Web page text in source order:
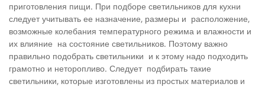
приготовления пищи. При подборе светильников для кухни
следует учитывать ее назначение, размеры и расположение,
возможные колебания температурного режима и влажности и
их влияние на состояние светильников. Поэтому важно
правильно подобрать светильники и к этому надо подходить
грамотно и неторопливо. Следует подбирать такие
светильники, которые изготовлены из простых материалов и